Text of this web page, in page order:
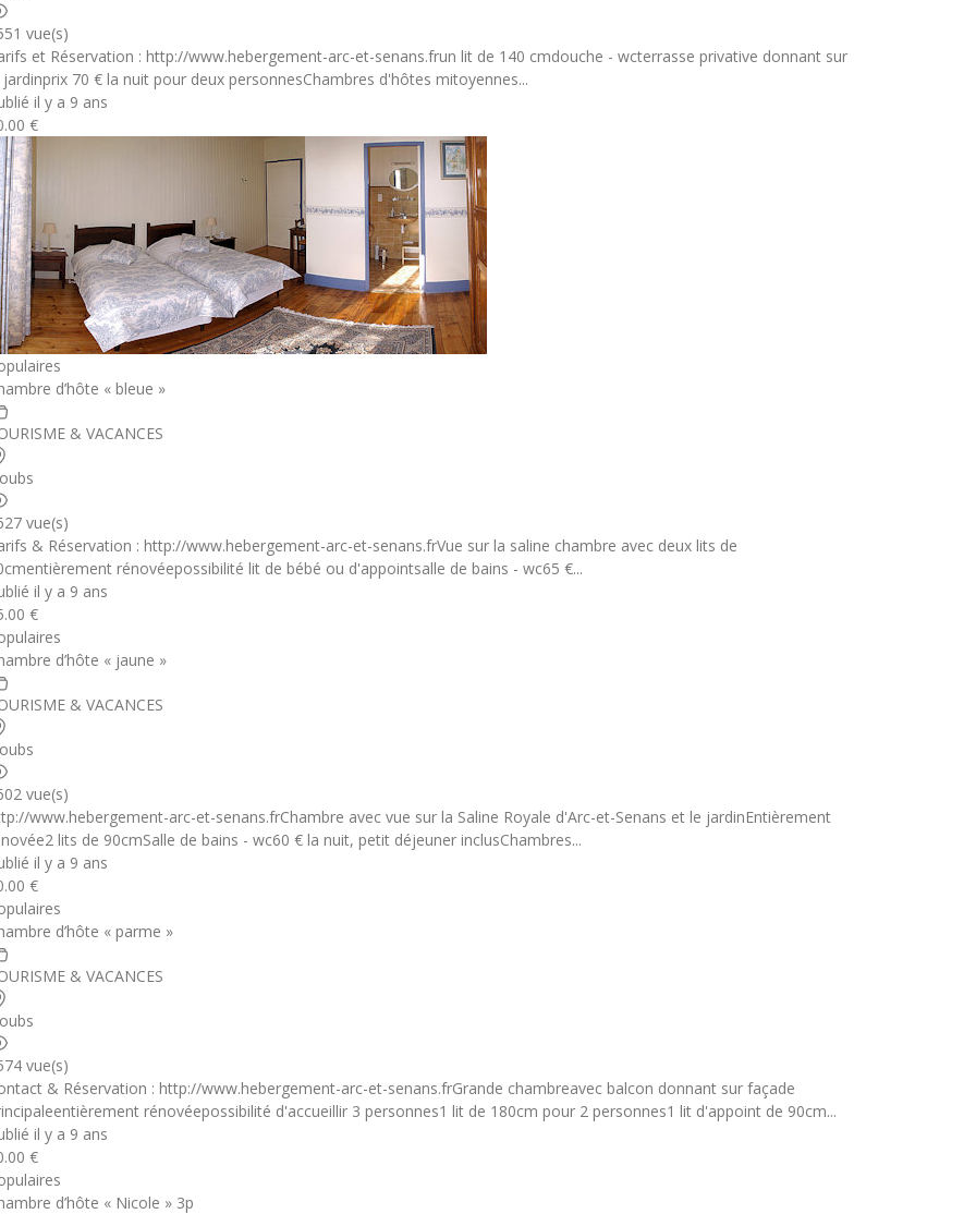
vue(s)
et Réservation : http://www.hebergement-arc-et-senans.frun lit de 140 cmdouche - wcterrasse privative donnant sur
jardinprix 70 € la nuit pour deux personnesChambres d'hôtes mitoyennes...
il y a 9 ans
€
d’hôte « bleue »
& VACANCES
vue(s)
& Réservation : http://www.hebergement-arc-et-senans.frVue sur la saline chambre avec deux lits de
rénovéepossibilité lit de bébé ou d'appointsalle de bains - wc65 €...
il y a 9 ans
€
d’hôte « jaune »
& VACANCES
vue(s)
www.hebergement-arc-et-senans.frChambre avec vue sur la Saline Royale d'Arc-et-Senans et le jardinEntièrement
lits de 90cmSalle de bains - wc60 € la nuit, petit déjeuner inclusChambres...
il y a 9 ans
€
d’hôte « parme »
& VACANCES
vue(s)
& Réservation : http://www.hebergement-arc-et-senans.frGrande chambreavec balcon donnant sur façade
rénovéepossibilité d'accueillir 3 personnes1 lit de 180cm pour 2 personnes1 lit d'appoint de 90cm...
il y a 9 ans
€
d’hôte « Nicole » 3p